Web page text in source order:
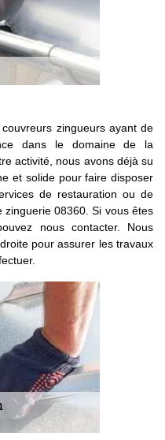
zingueurs ayant de
dans le domaine de la
activité, nous avons déjà su
et solide pour faire disposer
de restauration ou de
zinguerie 08360. Si vous êtes
nous contacter. Nous
pour assurer les travaux